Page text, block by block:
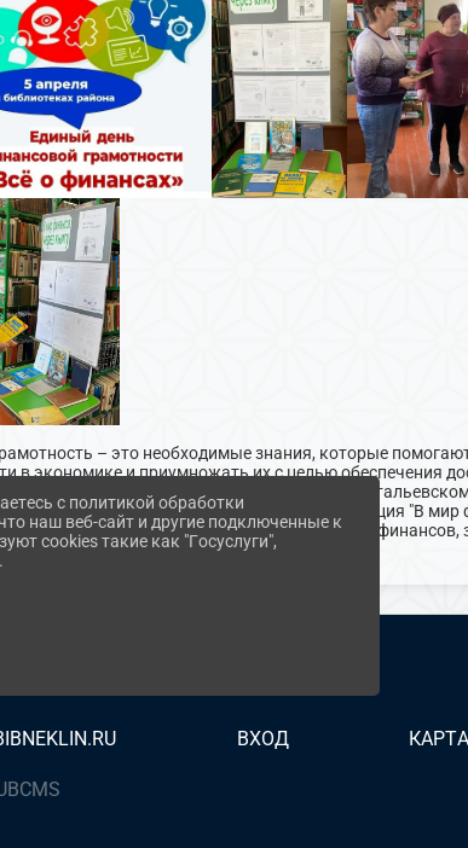
– это необходимые знания, которые
в экономике и приумножать их с целью обеспечения
грамотности «Всё о финансах» в
была представлена документальная экспозиция "В
знаниями и быть компетентным в области
ВХОД
с политикой обработки
наш веб-сайт и другие подключенные к
cookies такие как "Госуслуги",